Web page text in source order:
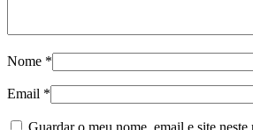
Nome *
Email *
Guardar o meu nome, email e site neste